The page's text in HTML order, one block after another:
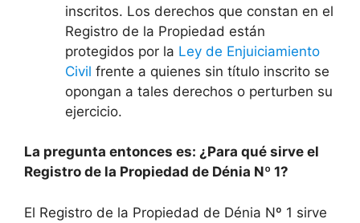
inscritos. Los derechos que constan en el
Registro de la Propiedad están
protegidos por la Ley de Enjuiciamiento
Civil frente a quienes sin título inscrito se
opongan a tales derechos o perturben su
ejercicio.
La pregunta entonces es: ¿Para qué sirve el
Registro de la Propiedad de Dénia Nº 1?
El Registro de la Propiedad de Dénia Nº 1 sirve